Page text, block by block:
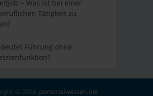
– Was ist bei einer
Tätigkeit zu
Führung ohne
© 2026. personal-wissen.net